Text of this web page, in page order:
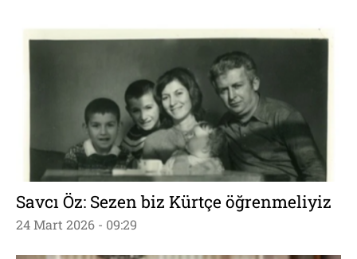
Savcı Öz: Sezen biz Kürtçe öğrenmeliyiz
24 Mart 2026 - 09:29